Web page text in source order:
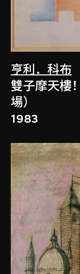
亨利．科布
雙子摩天樓
場）
1983